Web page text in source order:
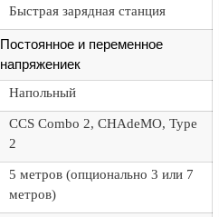
Быстрая зарядная станция
Постоянное и переменное
напряжениек
Напольный
ССS Combo 2, CHAdeMO, Type
2
5 метров (опционально 3 или 7
метров)